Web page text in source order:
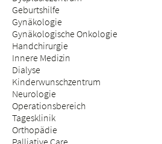
Geburtshilfe
Gynäkologie
Gynäkologische Onkologie
Handchirurgie
Innere Medizin
Dialyse
Kinderwunschzentrum
Neurologie
Operationsbereich
Tagesklinik
Orthopädie
Palliative Care